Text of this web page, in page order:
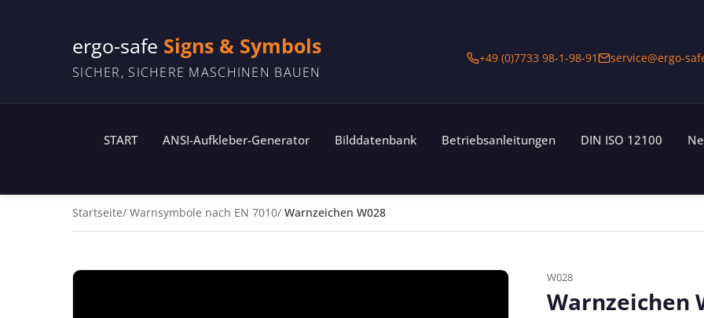
ergo-safe Signs & Symbols
SICHER, SICHERE MASCHINEN BAUEN
+49 (0)7733 98-1-98-91 service@ergo-
START ANSI-Aufkleber-Generator Bilddatenbank Betriebsanleitungen DIN ISO 12100
Startseite Warnsymbole nach EN 7010 Warnzeichen W028
W028
Warnzeichen